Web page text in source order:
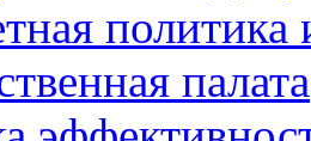
политика
палата